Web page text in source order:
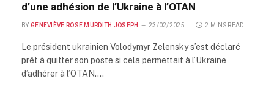
d’une adhésion de l’Ukraine à l’OTAN
BY GENEVIÈVE ROSE MURDITH JOSEPH 23/02/2025 2 MINS READ
Le président ukrainien Volodymyr Zelensky s’est déclaré
prêt à quitter son poste si cela permettait à l’Ukraine
d’adhérer à l’OTAN.…